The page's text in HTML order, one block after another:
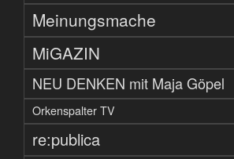
Meinungsmache
MiGAZIN
NEU DENKEN mit Maja Göpel
Orkenspalter TV
re:publica